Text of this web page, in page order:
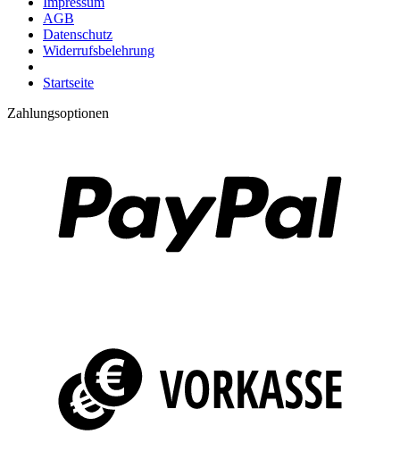
AGB
Datenschutz
Widerrufsbelehrung
Startseite
Zahlungsoptionen